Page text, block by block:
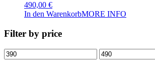
490,00 €
In den WarenkorbMORE INFO
Filter by price
Min.
Preis
Max.
Preis